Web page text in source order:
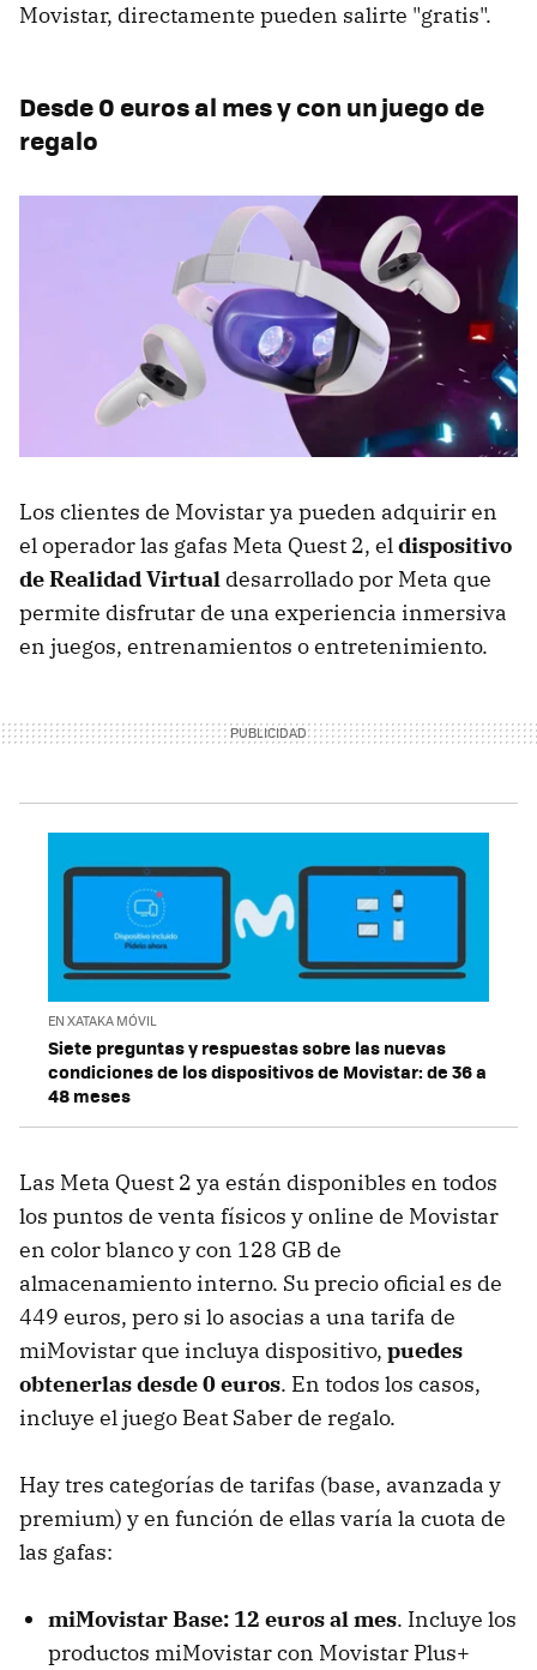
Movistar, directamente pueden salirte "gratis".
Desde 0 euros al mes y con un juego de
regalo
Los clientes de Movistar ya pueden adquirir en
el operador las gafas Meta Quest 2, eldispositivo
de Realidad Virtual desarrollado por Meta que
permite disfrutar de una experiencia inmersiva
en juegos, entrenamientos o entretenimiento.
EN XATAKA MÓVIL
Siete preguntas y respuestas sobre las nuevas
condiciones de los dispositivos de Movistar: de 36 a
48 meses
Las Meta Quest 2 ya están disponibles en todos
los puntos de venta físicos y online de Movistar
en color blanco y con 128 GB de
almacenamiento interno. Su precio oficial es de
449 euros, pero si lo asocias a una tarifa de
miMovistar que incluya dispositivo, puedes
obtenerlas desde 0 euros. En todos los casos,
incluye el juego Beat Saber de regalo.
Hay tres categorías de tarifas (base, avanzada y
premium) y en función de ellas varía la cuota de
las gafas:
miMovistar Base: 12 euros al mes. Incluye los
productos miMovistar con Movistar Plus+